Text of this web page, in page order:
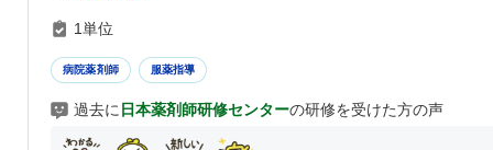
1単位
病院薬剤師 服薬指導
過去に 日本薬剤師研修センターの研修を受けた方の声